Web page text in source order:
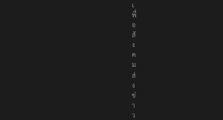
เ
พื่
อ
สั
ง
ค
ม
ส่
ง
ข่
า
ว